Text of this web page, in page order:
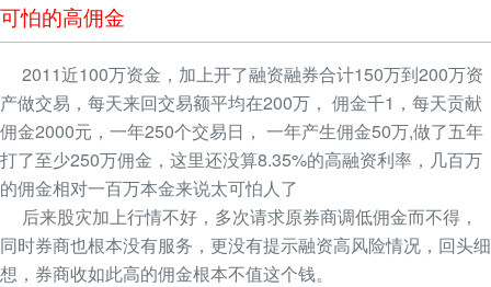
可怕的高佣金
2011近100万资金，加上开了融资融券合计150万到200万资
产做交易，每天来回交易额平均在200万， 佣金千1，每天贡献
佣金2000元，一年250个交易日， 一年产生佣金50万,做了五年
打了至少250万佣金，这里还没算8.35%的高融资利率，几百万
的佣金相对一百万本金来说太可怕人了
后来股灾加上行情不好，多次请求原券商调低佣金而不得，
同时券商也根本没有服务，更没有提示融资高风险情况，回头细
想，券商收如此高的佣金根本不值这个钱。